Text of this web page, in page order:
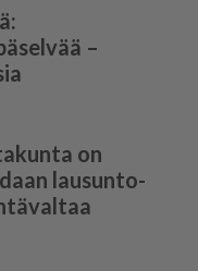
–
on
lausun­to­